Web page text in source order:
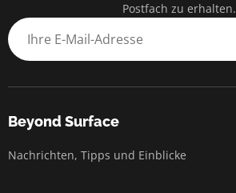
Postfach zu erhalten.
Beyond Surface
Nachrichten, Tipps und Einblicke